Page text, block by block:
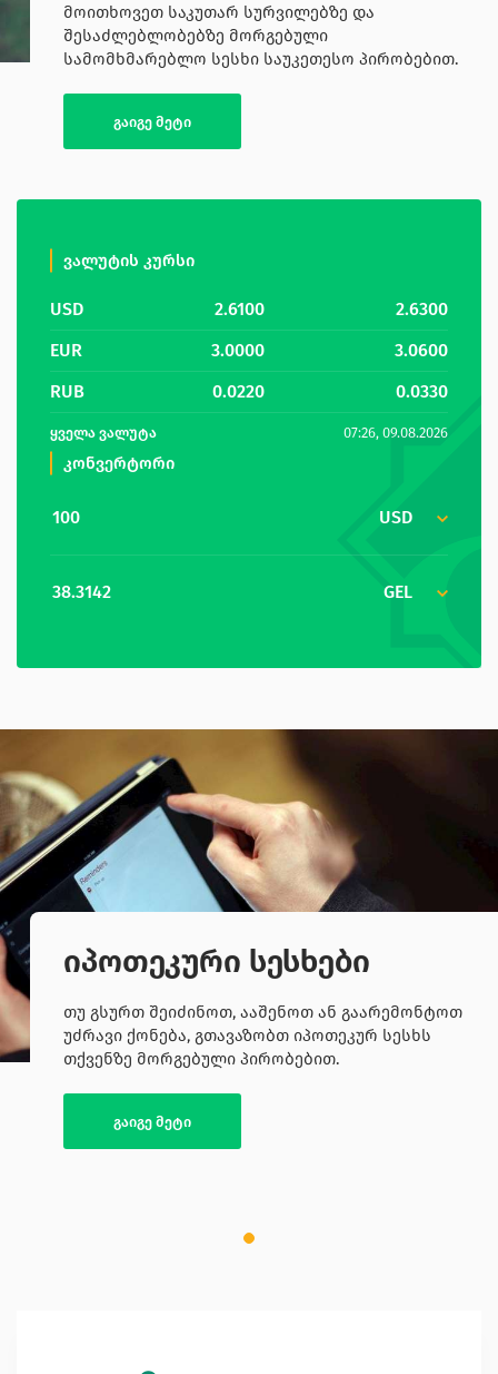
მოითხოვეთ საკუთარ სურვილებზე და
შესაძლებლობებზე მორგებული
სამომხმარებლო სესხი საუკეთესო პირობებით.
გაიგე მეტი
ვალუტის კურსი
USD 2.6100
2.6300
EUR
3.0000
3.0600
RUB
0.0220 0.0330
ᲧᲕᲔᲚᲐ ᲕᲐᲚᲣᲢᲐ 07:26, 09.08.2026
კონვერტორი
USD
GEL
იპოთეკური სესხები
თუ გსურთ შეიძინოთ, ააშენოთ ან გაარემონტოთ
უძრავი ქონება, გთავაზობთ იპოთეკურ სესხს
თქვენზე მორგებული პირობებით.
გაიგე მეტი